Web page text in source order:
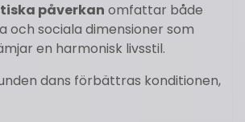
påverkan omfattar både
och sociala dimensioner som
en harmonisk livsstil.
dans förbättras konditionen,